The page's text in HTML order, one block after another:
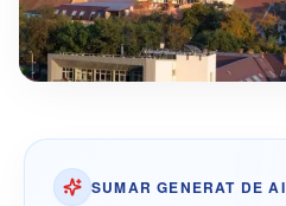
SUMAR GENERAT DE AI